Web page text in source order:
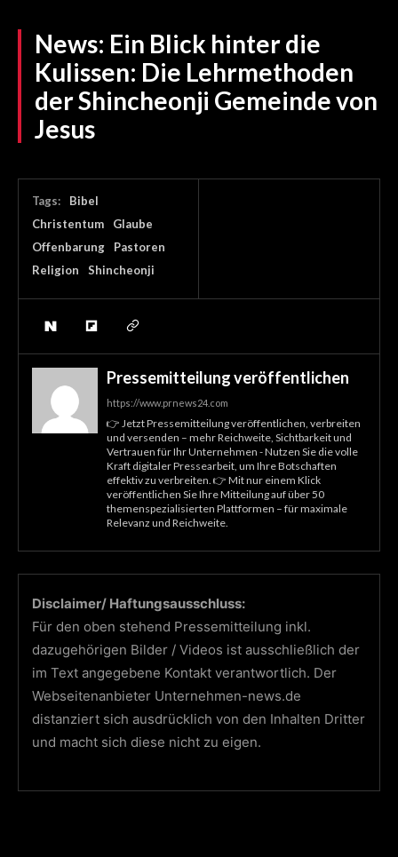
News: Ein Blick hinter die
Kulissen: Die Lehrmethoden
der Shincheonji Gemeinde von
Jesus
Tags:
Bibel
Christentum
Glaube
Offenbarung
Pastoren
Religion
Shincheonji
Pressemitteilung veröffentlichen
https://www.prnews24.com
👉 Jetzt Pressemitteilung veröffentlichen, verbreiten
und versenden – mehr Reichweite, Sichtbarkeit und
Vertrauen für Ihr Unternehmen - Nutzen Sie die volle
Kraft digitaler Pressearbeit, um Ihre Botschaften
effektiv zu verbreiten. 👉 Mit nur einem Klick
veröffentlichen Sie Ihre Mitteilung auf über 50
themenspezialisierten Plattformen – für maximale
Relevanz und Reichweite.
Disclaimer/ Haftungsausschluss:
Für den oben stehend Pressemitteilung inkl.
dazugehörigen Bilder / Videos ist ausschließlich der
im Text angegebene Kontakt verantwortlich. Der
Webseitenanbieter Unternehmen-news.de
distanziert sich ausdrücklich von den Inhalten Dritter
und macht sich diese nicht zu eigen.